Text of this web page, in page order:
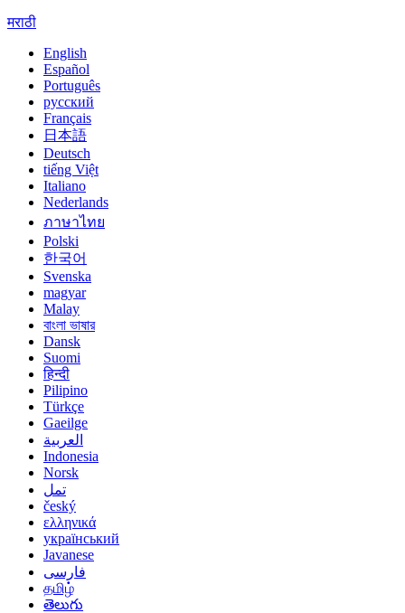
मराठी
English
Español
Português
русский
Français
日本語
Deutsch
tiếng Việt
Italiano
Nederlands
ภาษาไทย
Polski
한국어
Svenska
magyar
Malay
বাংলা ভাষার
Dansk
Suomi
हिन्दी
Pilipino
Türkçe
Gaeilge
العربية
Indonesia
Norsk‎
تمل
český
ελληνικά
український
Javanese
فارسی
தமிழ்
తెలుగు